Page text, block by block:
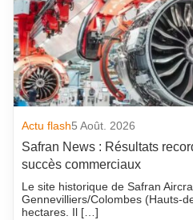
Actu flash5 Août. 2026
Safran News : Résultats
succès commerciaux
Le site historique de Safran
Gennevilliers/Colombes (Hauts-
hectares. Il […]